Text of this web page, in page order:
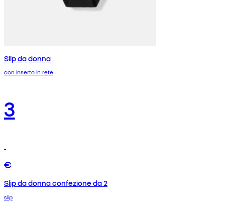
Slip da donna
con inserto in rete
3
€
Slip da donna confezione da 2
slip